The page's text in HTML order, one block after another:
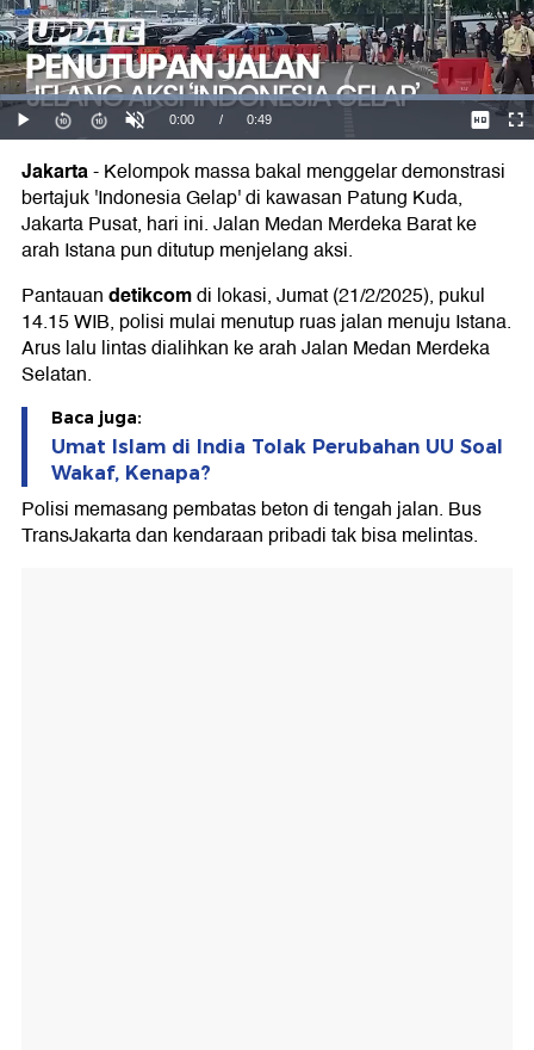
Jakarta-Kelompok massa bakal menggelar demonstrasi
bertajuk 'Indonesia Gelap' di kawasan Patung Kuda,
Jakarta Pusat, hari ini. Jalan Medan Merdeka Barat ke
arah Istana pun ditutup menjelang aksi.
Pantauandetikcomdi lokasi, Jumat (21/2/2025), pukul
14.15 WIB, polisi mulai menutup ruas jalan menuju Istana.
Arus lalu lintas dialihkan ke arah Jalan Medan Merdeka
Selatan.
Baca juga:
Umat Islam di India Tolak Perubahan UU Soal
Wakaf, Kenapa?
Polisi memasang pembatas beton di tengah jalan. Bus
TransJakarta dan kendaraan pribadi tak bisa melintas.